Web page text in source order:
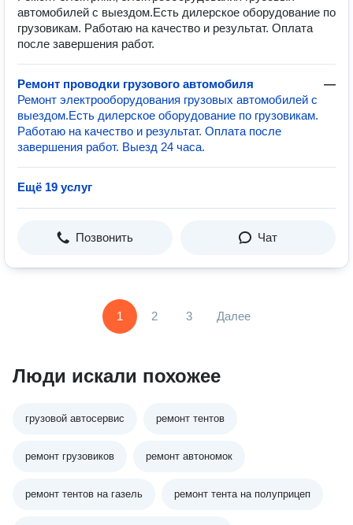
автомобилей с выездом.Есть дилерское оборудование по
грузовикам. Работаю на качество и результат. Оплата
после завершения работ.
Ремонт проводки грузового автомобиля
—
Ремонт электрооборудования грузовых автомобилей с
выездом.Есть дилерское оборудование по грузовикам.
Работаю на качество и результат. Оплата после
завершения работ. Выезд 24 часа.
Ещё 19 услуг
Позвонить Чат
1 2 3 Далее
Люди искали похожее
грузовой автосервис ремонт тентов
ремонт грузовиков ремонт автономок
ремонт тентов на газель ремонт тента на полуприцеп